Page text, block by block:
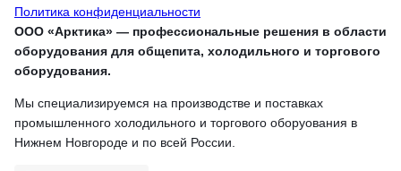
Политика конфиденциальности
ООО «Арктика» — профессиональные решения в области
оборудования для общепита, холодильного и торгового
оборудования.
Мы специализируемся на производстве и поставках
промышленного холодильного и торгового оборуования в
Нижнем Новгороде и по всей России.